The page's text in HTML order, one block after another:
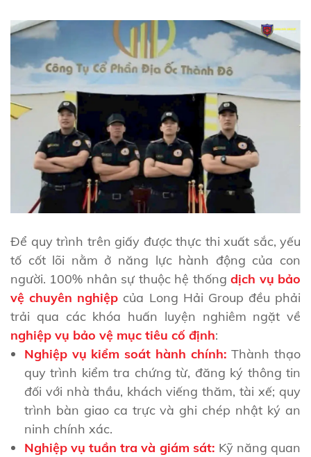
Để quy trình trên giấy được thực thi xuất sắc, yếu
tố cốt lõi nằm ở năng lực hành động của con
người. 100% nhân sự thuộc hệ thốngdịch vụ bảo
vệ chuyên nghiệp của Long Hải Group đều phải
trải qua các khóa huấn luyện nghiêm ngặt về
nghiệp vụ bảo vệ mục tiêu cố định:
Nghiệp vụ kiểm soát hành chính: Thành thạo
quy trình kiểm tra chứng từ, đăng ký thông tin
đối với nhà thầu, khách viếng thăm, tài xế; quy
trình bàn giao ca trực và ghi chép nhật ký an
ninh chính xác.
Nghiệp vụ tuần tra và giám sát: Kỹ năng quan